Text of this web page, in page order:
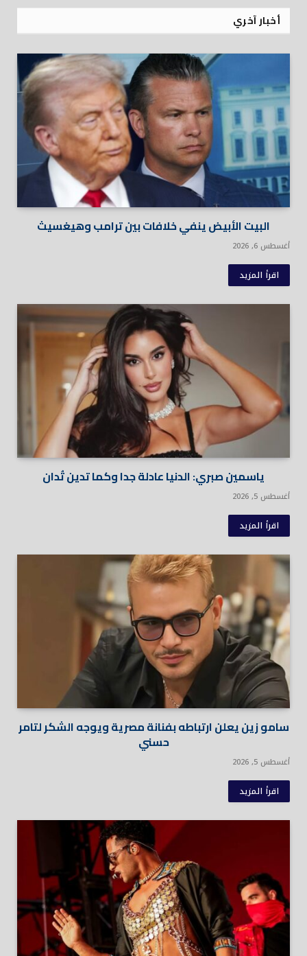
أخبار آخري
البيت الأبيض ينفي خلافات بين ترامب وهيغسيث
أغسطس 6, 2026
اقرأ المزيد
ياسمين صبري: الدنيا عادلة جدا وكما تدين تُدان
أغسطس 5, 2026
اقرأ المزيد
سامو زين يعلن ارتباطه بفنانة مصرية ويوجه الشكر لتامر
حسني
أغسطس 5, 2026
اقرأ المزيد